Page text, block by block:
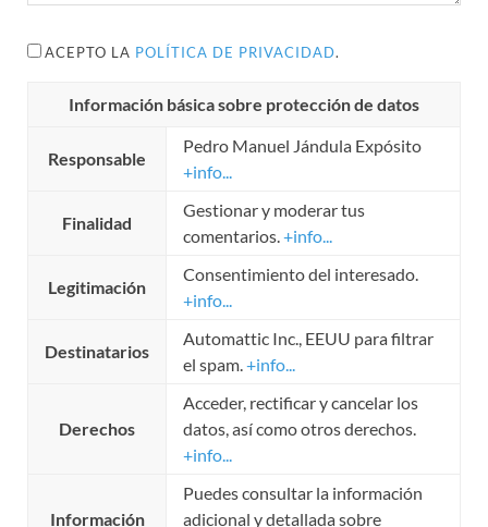
ACEPTO LA POLÍTICA DE PRIVACIDAD.
Información básica sobre protección de datos
Responsable
Pedro Manuel Jándula Expósito
+info...
Finalidad
Gestionar y moderar tus
comentarios.+info...
Legitimación
Consentimiento del interesado.
+info...
Destinatarios
Automattic Inc., EEUU para filtrar
el spam.+info...
Derechos
Acceder, rectificar y cancelar los
datos, así como otros derechos.
+info...
Información
Puedes consultar la información
adicional y detallada sobre